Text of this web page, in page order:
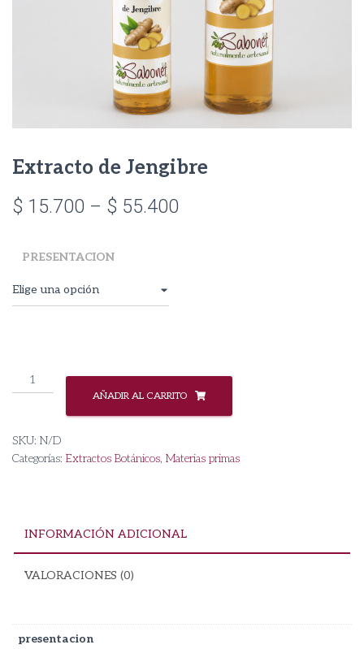
Extracto de Jengibre
$ 15.700 – $ 55.400
PRESENTACION
Extracto
de
AÑADIR AL CARRITO
SKU: N/D
Categorías: Extractos Botánicos, Materias primas
INFORMACIÓN ADICIONAL
VALORACIONES (0)
presentacion